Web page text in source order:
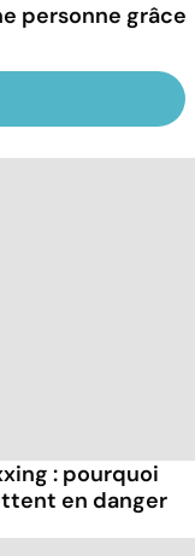
personne grâce
: pourquoi
en danger